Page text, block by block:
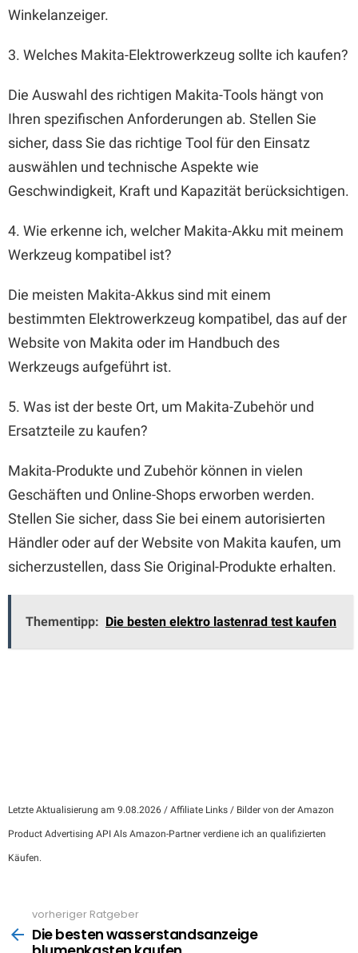
Winkelanzeiger.
3. Welches Makita-Elektrowerkzeug sollte ich kaufen?
Die Auswahl des richtigen Makita-Tools hängt von
Ihren spezifischen Anforderungen ab. Stellen Sie
sicher, dass Sie das richtige Tool für den Einsatz
auswählen und technische Aspekte wie
Geschwindigkeit, Kraft und Kapazität berücksichtigen.
4. Wie erkenne ich, welcher Makita-Akku mit meinem
Werkzeug kompatibel ist?
Die meisten Makita-Akkus sind mit einem
bestimmten Elektrowerkzeug kompatibel, das auf der
Website von Makita oder im Handbuch des
Werkzeugs aufgeführt ist.
5. Was ist der beste Ort, um Makita-Zubehör und
Ersatzteile zu kaufen?
Makita-Produkte und Zubehör können in vielen
Geschäften und Online-Shops erworben werden.
Stellen Sie sicher, dass Sie bei einem autorisierten
Händler oder auf der Website von Makita kaufen, um
sicherzustellen, dass Sie Original-Produkte erhalten.
Thementipp: Die besten elektro lastenrad test kaufen
Letzte Aktualisierung am 9.08.2026 / Affiliate Links / Bilder von der Amazon
Product Advertising API Als Amazon-Partner verdiene ich an qualifizierten
Käufen.
more
vorheriger Ratgeber
Die besten wasserstandsanzeige